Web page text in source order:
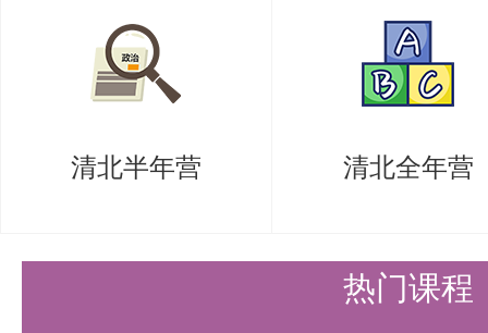
式揭牌。
清北半年营 清北全年营
热门课程